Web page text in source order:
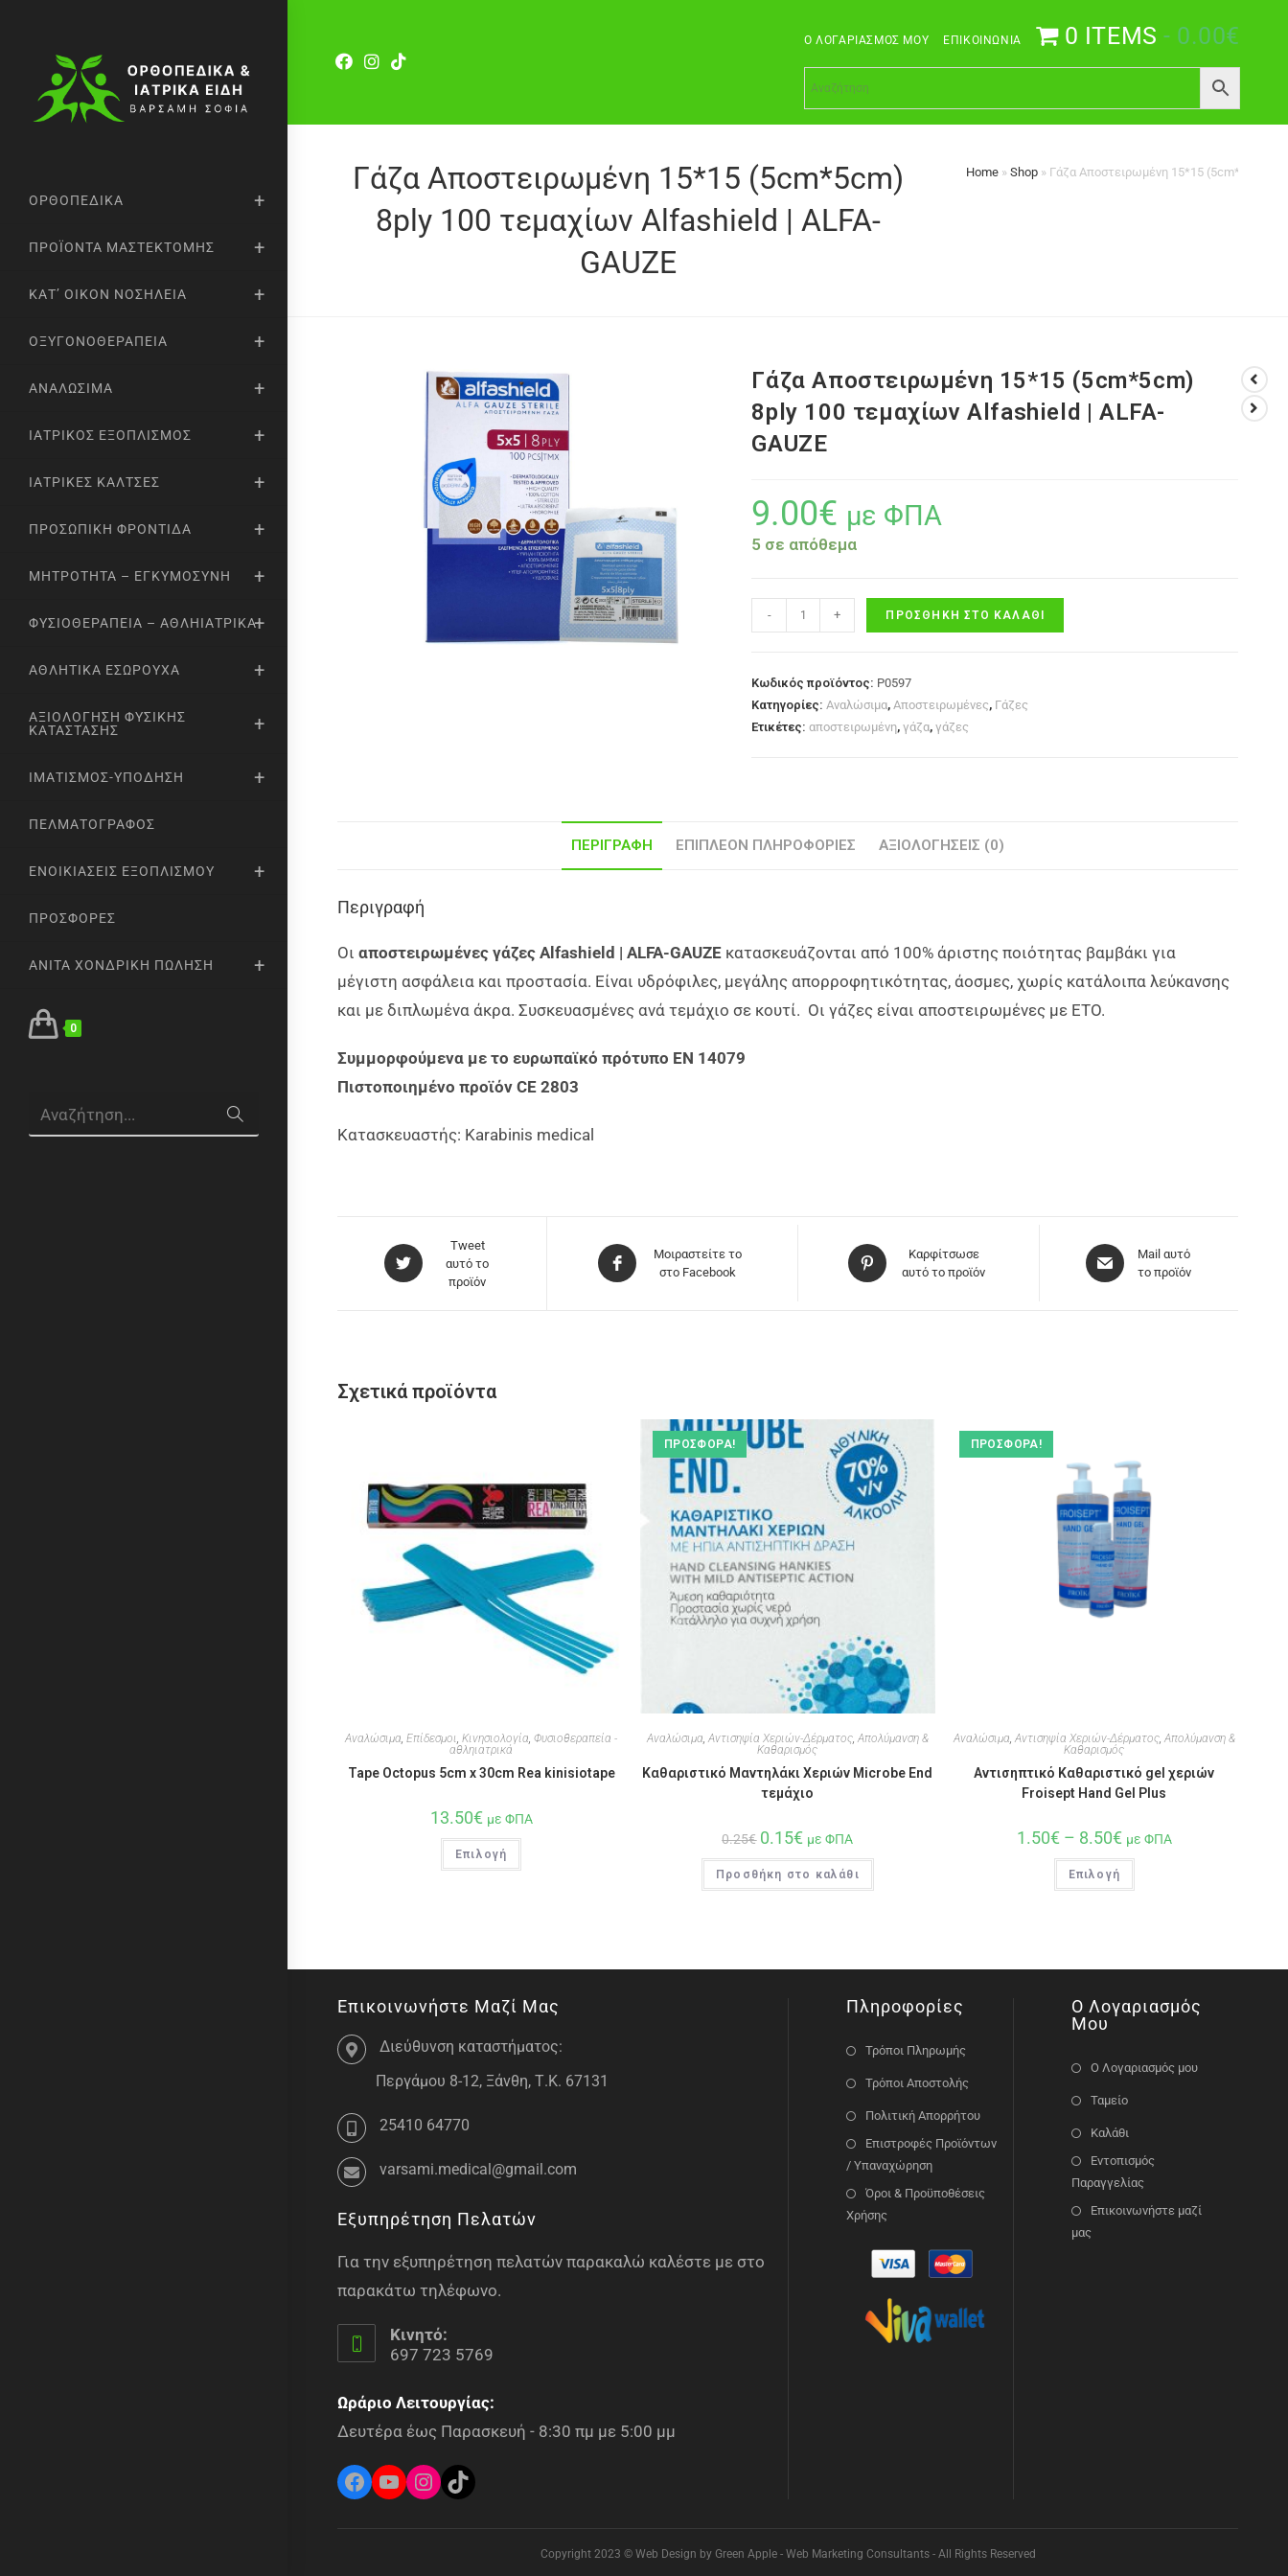
Ο ΛΟΓΑΡΙΑΣΜΌΣ ΜΟΥ ΕΠΙΚΟΙΝΩΝΊΑ 0 ITEMS 0.00€
ΟΡΘΟΠΕΔΙΚΆ
ΠΡΟΪΌΝΤΑ ΜΑΣΤΕΚΤΟΜΉΣ
ΚΑΤ’ ΟΊΚΟΝ ΝΟΣΗΛΕΊΑ
ΟΞΥΓΟΝΟΘΕΡΑΠΕΊΑ
ΑΝΑΛΏΣΙΜΑ
ΙΑΤΡΙΚΌΣ ΕΞΟΠΛΙΣΜΌΣ
ΙΑΤΡΙΚΈΣ ΚΆΛΤΣΕΣ
ΠΡΟΣΩΠΙΚΉ ΦΡΟΝΤΊΔΑ
ΜΗΤΡΌΤΗΤΑ – ΕΓΚΥΜΟΣΎΝΗ
ΦΥΣΙΟΘΕΡΑΠΕΊΑ – ΑΘΛΗΙΑΤΡΙΚΆ
ΑΘΛΗΤΙΚΆ ΕΣΏΡΟΥΧΑ
ΑΞΙΟΛΌΓΗΣΗ ΦΥΣΙΚΉΣ
ΚΑΤΆΣΤΑΣΗΣ
ΙΜΑΤΙΣΜΌΣ-ΥΠΌΔΗΣΗ
ΠΕΛΜΑΤΟΓΡΆΦΟΣ
ΕΝΟΙΚΙΆΣΕΙΣ ΕΞΟΠΛΙΣΜΟΎ
ΠΡΟΣΦΟΡΈΣ
ANITA ΧΟΝΔΡΙΚΉ ΠΏΛΗΣΗ
0
Αναζήτηση...
Γάζα Αποστειρωμένη 15*15 (5cm*5cm)
8ply 100 τεμαχίων Alfashield | ALFA-
GAUZE
Home »Shop » Γάζα Αποστειρωμένη 15*15 (5cm*5cm)
Γάζα Αποστειρωμένη 15*15 (5cm*5cm)
8ply 100 τεμαχίων Alfashield | ALFA-
GAUZE
9.00€ με ΦΠΑ
5 σε απόθεμα
- + ΠΡΟΣΘΉΚΗ ΣΤΟ ΚΑΛΆΘΙ
Κωδικός προϊόντος: P0597
Κατηγορίες:Αναλώσιμα,Αποστειρωμένες, Γάζες
Ετικέτες:αποστειρωμένη,γάζα,γάζες
ΠΕΡΙΓΡΑΦΉ ΕΠΙΠΛΈΟΝ ΠΛΗΡΟΦΟΡΊΕΣ ΑΞΙΟΛΟΓΉΣΕΙΣ (0)
Περιγραφή
Οιαποστειρωμένες γάζες Alfashield | ALFA-GAUZE κατασκευάζονται από 100% άριστης ποιότητας βαμβάκι για
μέγιστη ασφάλεια και προστασία. Είναι υδρόφιλες, μεγάλης απορροφητικότητας, άοσμες, χωρίς κατάλοιπα λεύκανσης
και με διπλωμένα άκρα. Συσκευασμένες ανά τεμάχιο σε κουτί. Οι γάζες είναι αποστειρωμένες με ETO.
Συμμορφούμενα με το ευρωπαϊκό πρότυπο ΕΝ 14079
Πιστοποιημένο προϊόν CE 2803
Κατασκευαστής: Karabinis medical
Tweet
αυτό το
προϊόν
Μοιραστείτε το
στο Facebook
Καρφίτσωσε
αυτό το προϊόν
Mail αυτό
το προϊόν
Σχετικά προϊόντα
Αναλώσιμα,Επίδεσμοι,Κινησιολογία,Φυσιοθεραπεία -
αθληιατρικά
Tape Octopus 5cm x 30cm Rea kinisiotape
13.50€ με ΦΠΑ
Επιλογή
ΠΡΟΣΦΟΡΆ!
Αναλώσιμα, Αντισηψία Χεριών-Δέρματος, Απολύμανση &
Καθαρισμός
Καθαριστικό Μαντηλάκι Χεριών Microbe End
τεμάχιο
0.25€ 0.15€ με ΦΠΑ
Προσθήκη στο καλάθι
ΠΡΟΣΦΟΡΆ!
Αναλώσιμα, Αντισηψία Χεριών-Δέρματος, Απολύμανση &
Καθαρισμός
Αντισηπτικό Καθαριστικό gel χεριών
Froisept Hand Gel Plus
1.50€– 8.50€ με ΦΠΑ
Επιλογή
Επικοινωνήστε Μαζί Μας
Διεύθυνση καταστήματος:
Περγάμου 8-12, Ξάνθη, Τ.Κ. 67131
25410 64770
varsami.medical@gmail.com
Εξυπηρέτηση Πελατών
Για την εξυπηρέτηση πελατών παρακαλώ καλέστε με στο
παρακάτω τηλέφωνο.
Κινητό:
697 723 5769
Ωράριο Λειτουργίας:
Δευτέρα έως Παρασκευή - 8:30 πμ με 5:00 μμ
Πληροφορίες
Τρόποι Πληρωμής
Τρόποι Αποστολής
Πολιτική Απορρήτου
Επιστροφές Προϊόντων
/ Υπαναχώρηση
Όροι & Προϋποθέσεις
Χρήσης
Ο Λογαριασμός
Μου
Ο Λογαριασμός μου
Ταμείο
Καλάθι
Εντοπισμός
Παραγγελίας
Επικοινωνήστε μαζί
μας
Copyright 2023 © Web Design by Green Apple - Web Marketing Consultants - All Rights Reserved